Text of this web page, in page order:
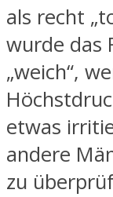
als recht
wurde das
„weich“,
etwas
andere
zu